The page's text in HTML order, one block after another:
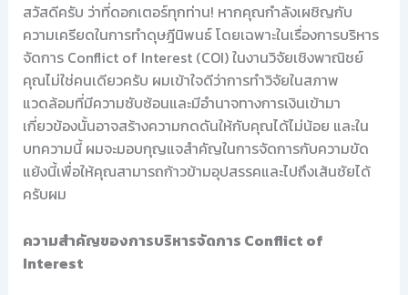
สวัสดีครับ ว่าที่ดอกเตอร์ทุกท่าน! หากคุณกำลังเผชิญกับ
ความเครียดในการทำดุษฎีนิพนธ์ โดยเฉพาะในเรื่องการบริหาร
จัดการ Conflict of Interest (COI) ในงานวิจัยเชิงพาณิชย์
คุณไม่ใช่คนเดียวครับ ผมเข้าใจดีว่าการทำวิจัยในสภาพ
แวดล้อมที่มีความซับซ้อนและมีอำนาจทางการเงินเข้ามา
เกี่ยวข้องนั้นอาจสร้างความกดดันให้กับคุณได้ไม่น้อย และใน
บทความนี้ ผมจะมอบกุญแจสำคัญในการจัดการกับความขัด
แย้งนี้เพื่อให้คุณสามารถก้าวข้ามอุปสรรคและไปถึงเส้นชัยได้
ครับผม
ความสำคัญของการบริหารจัดการ Conflict of
Interest